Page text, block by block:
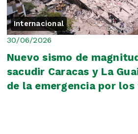
Internacional
30/06/2026
Nuevo sismo de
sacudir Caracas y La
de la emergencia por los